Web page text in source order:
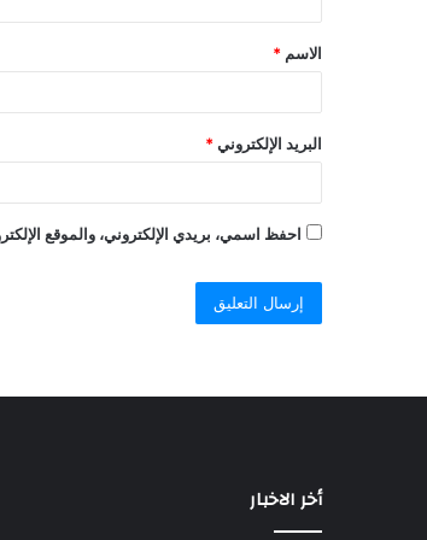
الاسم *
البريد الإلكتروني *
احفظ اسمي، بريدي الإلكتروني، والموقع
أخر الاخبار